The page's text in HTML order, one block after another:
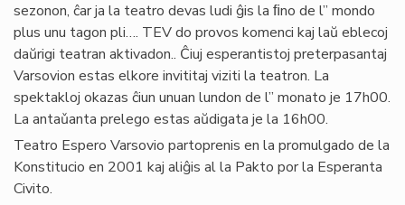
sezonon, ĉar ja la teatro devas ludi ĝis la ﬁno de l” mondo
plus unu tagon pli…. TEV do provos komenci kaj laŭ eblecoj
daŭrigi teatran aktivadon.. Ĉiuj esperantistoj preterpasantaj
Varsovion estas elkore invititaj viziti la teatron. La
spektakloj okazas ĉiun unuan lundon de l” monato je 17h00.
La antaǔanta prelego estas aŭdigata je la 16h00.
Teatro Espero Varsovio partoprenis en la promulgado de la
Konstitucio en 2001 kaj aliĝis al la Pakto por la Esperanta
Civito.